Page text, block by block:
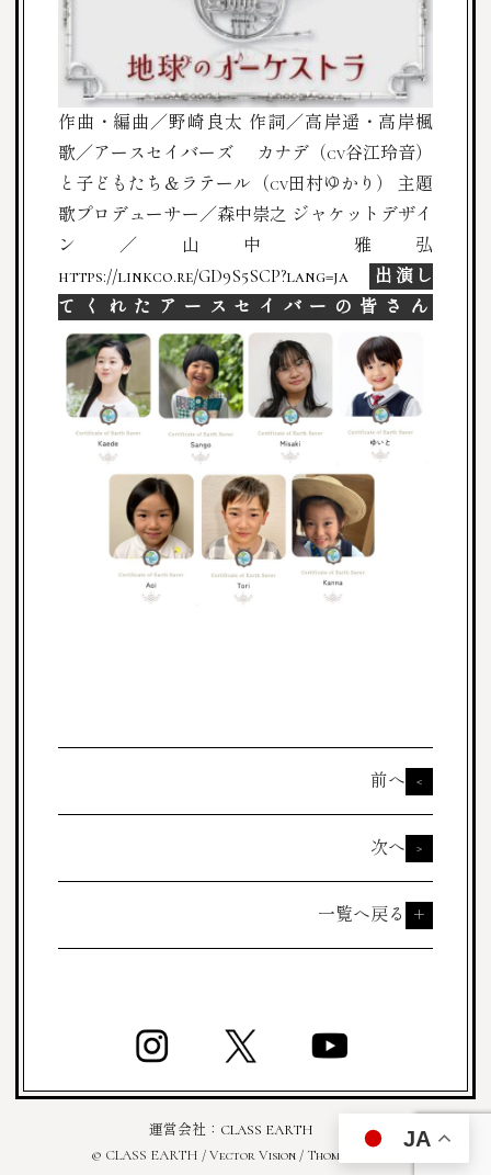
作曲・編曲／野崎良太 作詞／高岸遥・高岸楓
歌／アースセイバーズ
カナデ（cv谷江玲音）
と子どもたち＆ラテール（cv田村ゆかり）主題
歌プロデューサー／森中崇之 ジャケットデザイ
ン／山中 雅弘
https://linkco.re/GD9S5SCP?lang=ja
出演し
てくれたアースセイバーの皆さん
前へ <
次へ >
一覧へ戻る ＋
運営会社： CLASS EARTH
© CLASS EARTH / Vector Vision / Thomas Romain
JA